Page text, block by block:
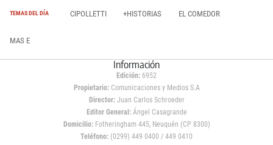
TEMAS DEL DÍA CIPOLLETTI +HISTORIAS EL COMEDOR
MAS E
Información
Edición: 6952
Propietario:Comunicaciones y Medios S.A
Director: Juan Carlos Schroeder
Editor General:Ángel Casagrande
Domicilio:Fotheringham 445, Neuquén (CP 8300)
Teléfono: (0299) 449 0400 / 449 0410